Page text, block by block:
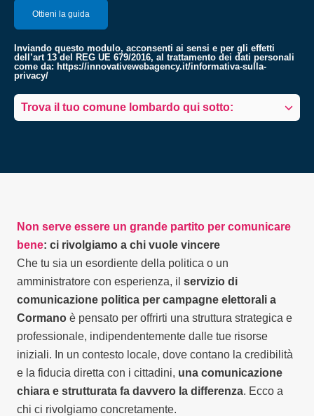
Inviando questo modulo, acconsenti ai sensi e per gli effetti
dell’art 13 del REG UE 679/2016, al trattamento dei dati personali
come da: https://innovativewebagency.it/informativa-sulla-
privacy/
Trova il tuo comune lombardo qui sotto:
Non serve essere un grande partito per comunicare
bene: ci rivolgiamo a chi vuole vincere
Che tu sia un esordiente della politica o un
amministratore con esperienza, il servizio di
comunicazione politica per campagne elettorali a
Cormano è pensato per offrirti una struttura strategica e
professionale, indipendentemente dalle tue risorse
iniziali. In un contesto locale, dove contano la credibilità
e la fiducia diretta con i cittadini, una comunicazione
chiara e strutturata fa davvero la differenza. Ecco a
chi ci rivolgiamo concretamente.